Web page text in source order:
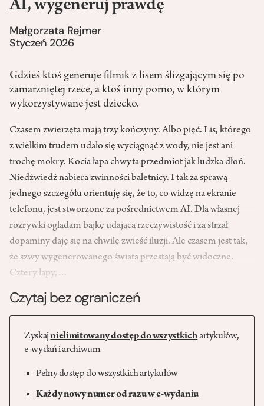
AI, wygeneruj prawdę
Małgorzata Rejmer
Styczeń 2026
Gdzieś ktoś generuje filmik z lisem ślizgającym się po
zamarzniętej rzece, a ktoś inny porno, w którym
wykorzystywane jest dziecko.
Czasem zwierzęta mają trzy kończyny. Albo pięć. Lis, którego
z wielkim trudem udało się wyciągnąć z wody, nie jest ani
trochę mokry. Kocia łapa chwyta przedmiot jak ludzka dłoń.
Niedźwiedź nabiera zwinności baletnicy. I tak za sprawą
jednego szczegółu orientuję się, że to, co widzę na ekranie
telefonu, jest stworzone za pośrednictwem AI. Dla własnej
rozrywki oglądam bajkę udającą rzeczywistość i za strzał
dopaminy daję się na chwilę zwieść iluzji. Ale czasem jest tak,
że szwy wygenerowanego świata przestają być widoczne.
Cztery łapy,…
Czytaj bez ograniczeń
Zyskajnielimitowany dostęp do wszystkichartykułów,
e-wydań i archiwum
Pełny dostęp do wszystkich artykułów
Każdy nowy numer od razu w e-wydaniu